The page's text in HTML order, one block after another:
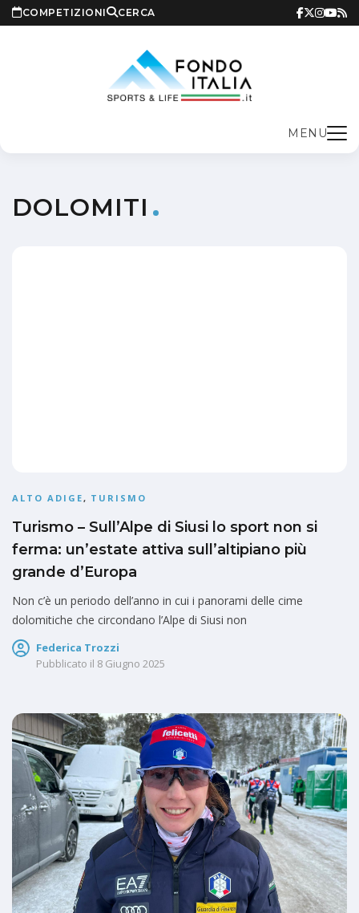
COMPETIZIONI CERCA
MENU
DOLOMITI
ALTO ADIGE, TURISMO
Turismo – Sull’Alpe di Siusi lo sport non si
ferma: un’estate attiva sull’altipiano più
grande d’Europa
Non c’è un periodo dell’anno in cui i panorami delle cime
dolomitiche che circondano l’Alpe di Siusi non
Federica Trozzi
Pubblicato il 8 Giugno 2025